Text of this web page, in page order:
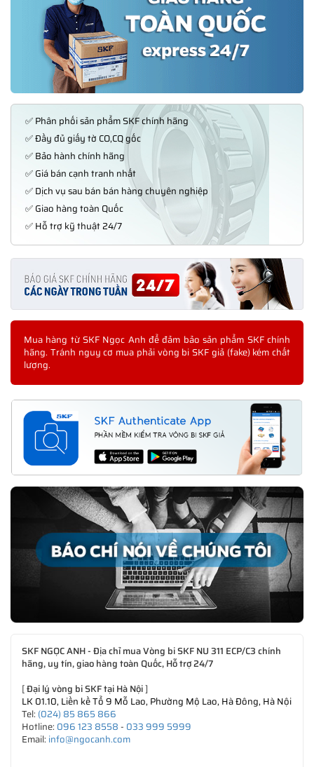
✅ Phân phối sản phẩm SKF chính hãng
✅ Đầy đủ giấy tờ CO,CQ gốc
✅ Bảo hành chính hãng
✅ Giá bán cạnh tranh nhất
✅ Dịch vụ sau bán bán hàng chuyên nghiệp
✅ Giao hàng toàn Quốc
✅ Hỗ trợ kỹ thuật 24/7
Mua hàng từ SKF Ngọc Anh để đảm bảo sản phẩm SKF chính
hãng. Tránh nguy cơ mua phải vòng bi SKF giả (fake) kém chất
lượng.
SKF NGỌC ANH - Địa chỉ mua Vòng bi SKF NU 311 ECP/C3 chính
hãng, uy tín, giao hàng toàn Quốc, Hỗ trợ 24/7
[Đại lý vòng bi SKF tại Hà Nội]
LK 01.10, Liền kề Tổ 9 Mỗ Lao, Phường Mộ Lao, Hà Đông, Hà Nội
Tel: (024) 85 865 866
Hotline: 096 123 8558- 033 999 5999
Email: info@ngocanh.com